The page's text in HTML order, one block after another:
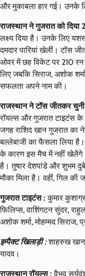
और मुकाबला हार गई। उनके
राजस्थान ने गुजरात को दिया
लक्ष्य दिया है। उनके लिए
दमदार पारियां खेलीं। टॉस
ओवर में छह विकेट पर 210 रन
लिए जबकि सिराज, अशोक
सफलता अपने नाम की।
राजस्थान ने टॉस जीतकर
रॉयल्स और गुजरात टाइटंस
जगह राशिद खान गुजरात का
बल्लेबाजी का फैसला लिया है।
के कारण इस मैच में नहीं
है। तुषार देशपांडे और शुभम
मौका मिला है। वहीं, गिल की
गुजरात टाइटंस : कुमार
फिलिप्स, वाशिंगटन सुंदर,
अशोक शर्मा, मोहम्मद सिराज,
इम्पैक्ट खिलाड़ी :शाहरुख
यादव।
राजस्थान रॉयल्स : वैभव